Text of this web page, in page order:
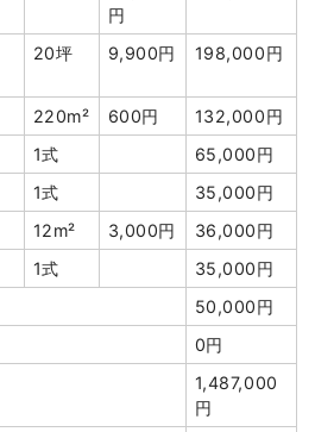
1,130,000円
1,220,400円
木造住宅2階建て
39坪
円
20坪 9,900円 198,000円
220m² 600円
132,000円
1式
65,000円
1式
35,000円
12m² 3,000円
36,000円
1式
35,000円
50,000円
0円
1,487,000
円